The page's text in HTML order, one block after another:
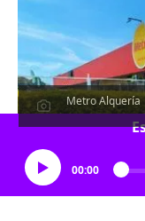
Metro Alquería
00:00